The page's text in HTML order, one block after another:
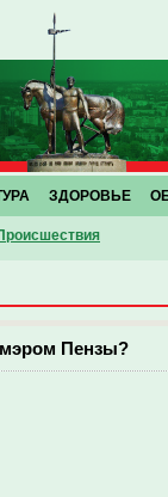
ЗДОРОВЬЕ
Пензы?